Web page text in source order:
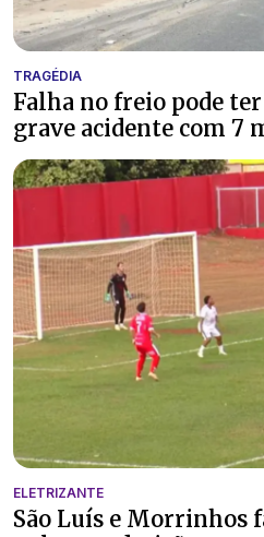
TRAGÉDIA
Falha no freio pode
grave acidente com 7
ELETRIZANTE
São Luís e Morrinhos